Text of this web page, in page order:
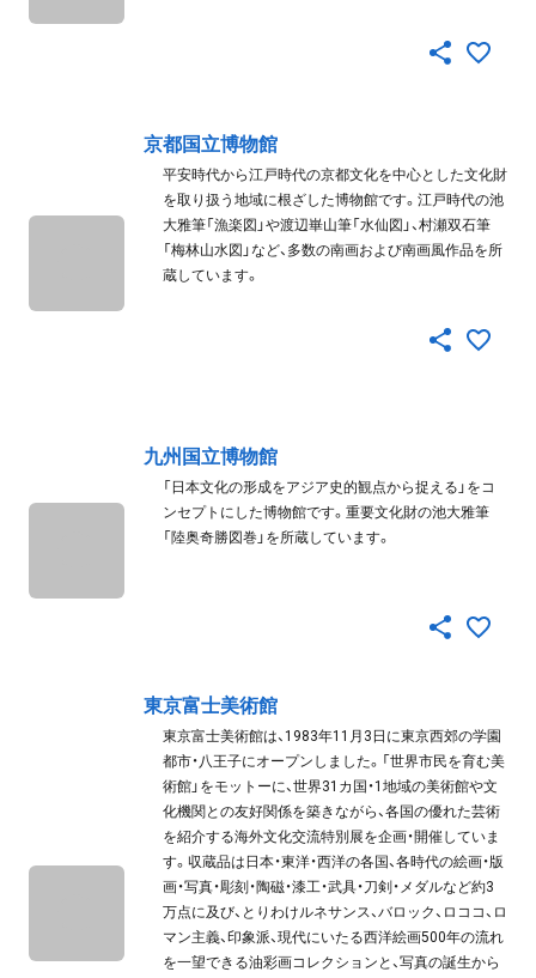
京都国立博物館
平安時代から江戸時代の京都文化を中心とした文化財
を取り扱う地域に根ざした博物館です。江戸時代の池
大雅筆「漁楽図」や渡辺崋山筆「水仙図」、村瀬双石筆
「梅林山水図」など、多数の南画および南画風作品を所
蔵しています。
九州国立博物館
「日本文化の形成をアジア史的観点から捉える」をコ
ンセプトにした博物館です。重要文化財の池大雅筆
「陸奥奇勝図巻」を所蔵しています。
東京富士美術館
東京富士美術館は、1983年11月3日に東京西郊の学園
都市・八王子にオープンしました。「世界市民を育む美
術館」をモットーに、世界31カ国・1地域の美術館や文
化機関との友好関係を築きながら、各国の優れた芸術
を紹介する海外文化交流特別展を企画・開催していま
す。収蔵品は日本・東洋・西洋の各国、各時代の絵画・版
画・写真・彫刻・陶磁・漆工・武具・刀剣・メダルなど約3
万点に及び、とりわけルネサンス、バロック、ロココ、ロ
マン主義、印象派、現代にいたる西洋絵画500年の流れ
を一望できる油彩画コレクションと、写真の誕生から